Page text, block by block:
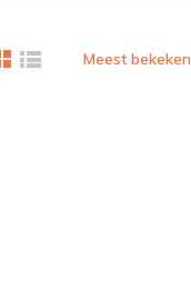
Meest bekeken